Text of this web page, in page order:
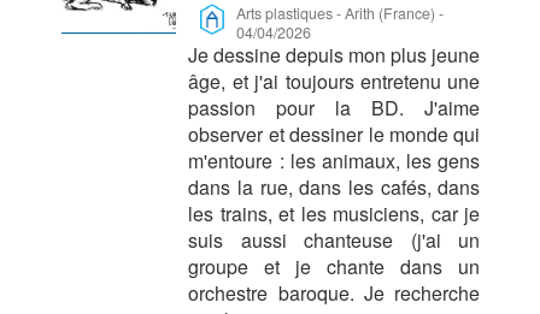
Arts plastiques-Arith (France) -
04/04/2026
Je dessine depuis mon plus jeune
âge, et j'ai toujours entretenu une
passion pour la BD. J'aime
observer et dessiner le monde qui
m'entoure : les animaux, les gens
dans la rue, dans les cafés, dans
les trains, et les musiciens, car je
suis aussi chanteuse (j'ai un
groupe et je chante dans un
orchestre baroque. Je recherche